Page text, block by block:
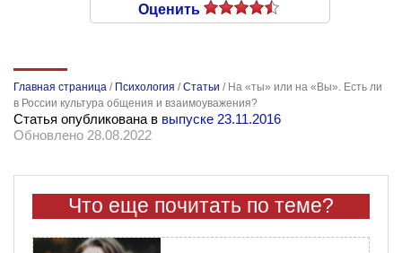
Оценить
Главная страница / Психология /Статьи / На «ты» или на «Вы». Есть ли
в России культура общения и взаимоуважения?
Статья опубликована в выпуске 23.11.2016
Обновлено 28.08.2022
Что еще почитать по теме?